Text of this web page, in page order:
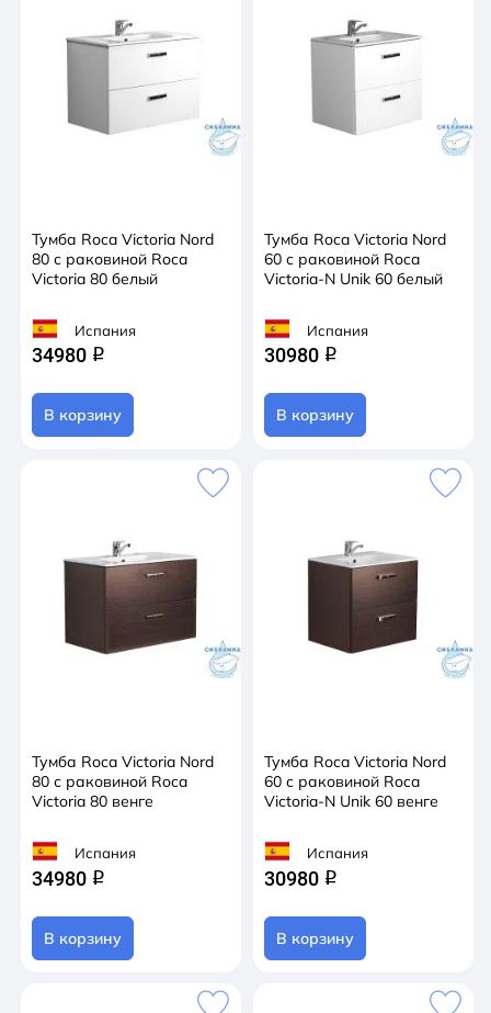
Тумба Roca Victoria Nord
80 с раковиной Roca
Victoria 80 белый
Испания
34980 q
В корзину
Тумба Roca Victoria Nord
60 с раковиной Roca
Victoria-N Unik 60 белый
Испания
30980 q
В корзину
Тумба Roca Victoria Nord
80 с раковиной Roca
Victoria 80 венге
Испания
34980 q
В корзину
Тумба Roca Victoria Nord
60 с раковиной Roca
Victoria-N Unik 60 венге
Испания
30980 q
В корзину